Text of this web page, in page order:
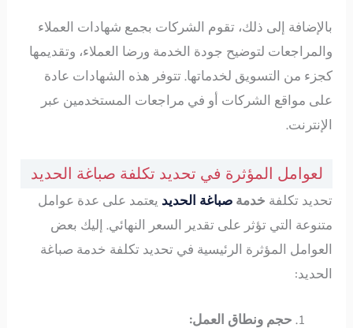
بالإضافة إلى ذلك، تقوم الشركات بجمع شهادات العملاء
والمراجعات لتوضيح جودة الخدمة ورضا العملاء، وتقديمها
كجزء من التسويق لخدماتها. تتوفر هذه الشهادات عادة
على مواقع الشركات أو في مراجعات المستخدمين عبر
الإنترنت.
لعوامل المؤثرة في تحديد تكلفة صباغة الحديد
تحديد تكلفة خدمةصباغة الحديد يعتمد على عدة عوامل
متنوعة التي تؤثر على تقدير السعر النهائي. إليك بعض
العوامل المؤثرة الرئيسية في تحديد تكلفة خدمة صباغة
الحديد:
حجم ونطاق العمل: